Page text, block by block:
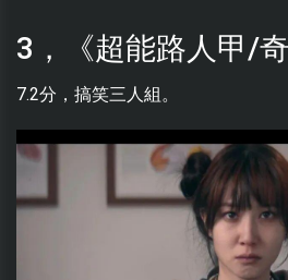
3，《超能路人甲/奇
7.2分，搞笑三人組。